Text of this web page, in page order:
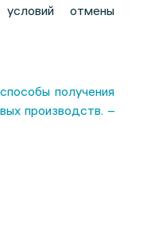
отмены
получения
производств. –